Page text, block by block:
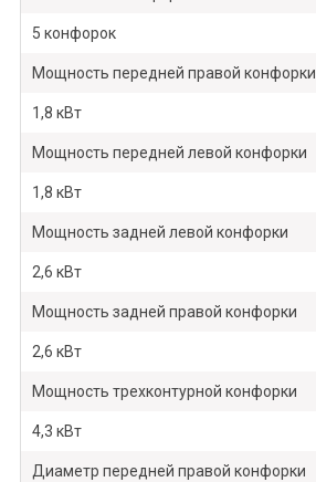
5 конфорок
Мощность передней правой конфорки
1,8 кВт
Мощность передней левой конфорки
1,8 кВт
Мощность задней левой конфорки
2,6 кВт
Мощность задней правой конфорки
2,6 кВт
Мощность трехконтурной конфорки
4,3 кВт
Диаметр передней правой конфорки